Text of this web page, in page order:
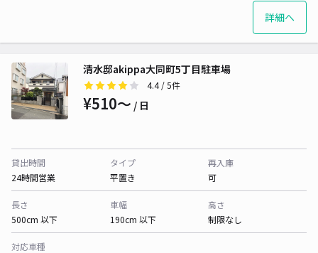
詳細へ
清水邸akippa大同町5丁目駐車場
4.4/ 5件
¥510〜 / 日
貸出時間
24時間営業
タイプ
平置き
再入庫
可
長さ
500cm 以下
車幅
190cm 以下
高さ
制限なし
対応車種